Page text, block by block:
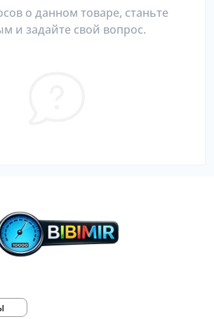
о данном товаре, станьте
и задайте свой вопрос.